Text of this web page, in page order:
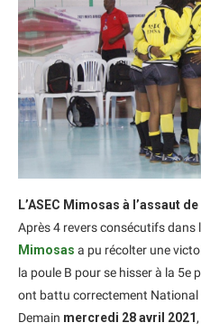
L’ASEC Mimosas à l’assaut
Après 4 revers consécutifs dans
Mimosas a pu récolter une
la poule B pour se hisser à la 5e
ont battu correctement National
Demain mercredi 28 avril 2021